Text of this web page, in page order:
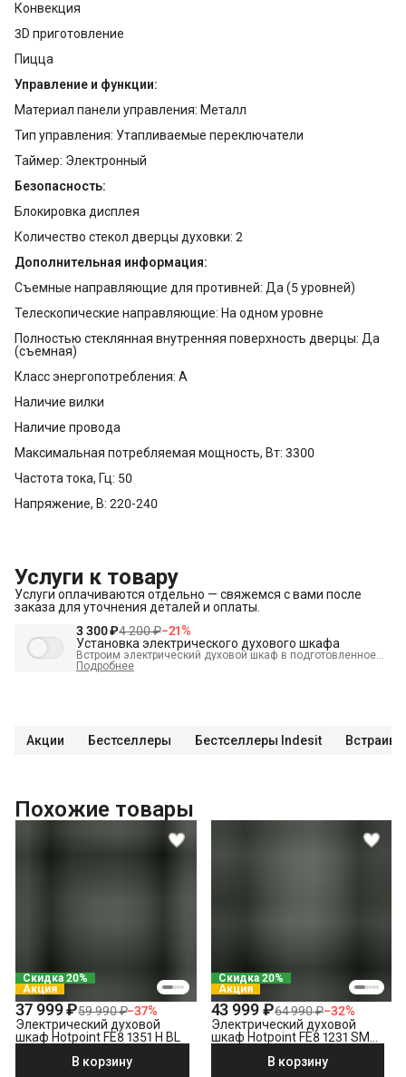
Конвекция
3D приготовление
Пицца
Управление и функции:
Материал панели управления: Металл
Тип управления: Утапливаемые переключатели
Таймер: Электронный
Безопасность:
Блокировка дисплея
Количество стекол дверцы духовки: 2
Дополнительная информация:
Съемные направляющие для противней: Да (5 уровней)
Телескопические направляющие: На одном уровне
Полностью стеклянная внутренняя поверхность дверцы: Да
(съемная)
Класс энергопотребления: А
Наличие вилки
Наличие провода
Максимальная потребляемая мощность, Вт: 3300
Частота тока, Гц: 50
Напряжение, В: 220-240
Услуги к товару
Услуги оплачиваются отдельно — свяжемся с вами после
заказа для уточнения деталей и оплаты.
3 300 ₽4 200 ₽−21%
Установка электрического духового шкафа
Встроим электрический духовой шкаф в подготовленное
место и подключим к электрике.
до МКАД, СПБ до КАД)
Выставление по уровню
Подключение к готовым точкам электросети
Выезд мастера за административные пределы города
(МСК за МКАД, СПБ за КАД)
Утилизация техники
Подробнее
Акции Бестселлеры Бестселлеры Indesit
Похожие товары
Скидка 20%
Акция
37 999 ₽59 990 ₽−37%
Электрический духовой
шкаф Hotpoint FE8 1351 H BL
В корзину
Скидка 20%
Акция
43 999 ₽64 990 ₽−32%
Электрический духовой
шкаф Hotpoint FE8 1231 SMP
В корзину